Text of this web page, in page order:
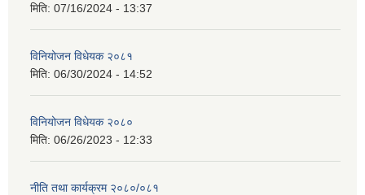
मिति: 07/16/2024 - 13:37
विनियोजन विधेयक २०८१
मिति: 06/30/2024 - 14:52
विनियोजन विधेयक २०८०
मिति: 06/26/2023 - 12:33
नीति तथा कार्यक्रम २०८०/०८१